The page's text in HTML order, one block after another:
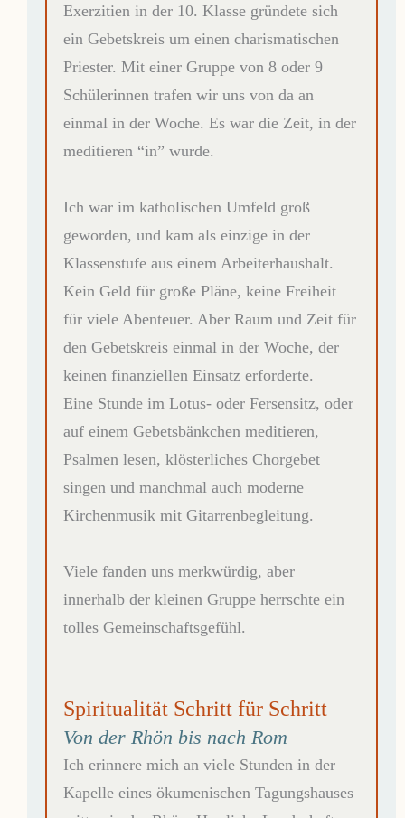
Exerzitien in der 10. Klasse gründete sich
ein Gebetskreis um einen charismatischen
Priester. Mit einer Gruppe von 8 oder 9
Schülerinnen trafen wir uns von da an
einmal in der Woche. Es war die Zeit, in der
meditieren “in” wurde.
Ich war im katholischen Umfeld groß
geworden, und kam als einzige in der
Klassenstufe aus einem Arbeiterhaushalt.
Kein Geld für große Pläne, keine Freiheit
für viele Abenteuer. Aber Raum und Zeit für
den Gebetskreis einmal in der Woche, der
keinen finanziellen Einsatz erforderte.
Eine Stunde im Lotus- oder Fersensitz, oder
auf einem Gebetsbänkchen meditieren,
Psalmen lesen, klösterliches Chorgebet
singen und manchmal auch moderne
Kirchenmusik mit Gitarrenbegleitung.
Viele fanden uns merkwürdig, aber
innerhalb der kleinen Gruppe herrschte ein
tolles Gemeinschaftsgefühl.
Spiritualität Schritt für Schritt
Von der Rhön bis nach Rom
Ich erinnere mich an viele Stunden in der
Kapelle eines ökumenischen Tagungshauses